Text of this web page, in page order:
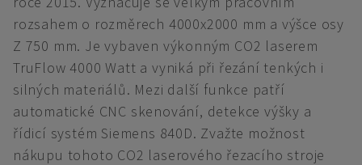
rozsahem o rozměrech 4000x2000 mm a výšce osy
Z 750 mm. Je vybaven výkonným CO2 laserem
TruFlow 4000 Watt a vyniká při řezání tenkých i
silných materiálů. Mezi další funkce patří
automatické CNC skenování, detekce výšky a
řídicí systém Siemens 840D. Zvažte možnost
nákupu tohoto CO2 laserového řezacího stroje